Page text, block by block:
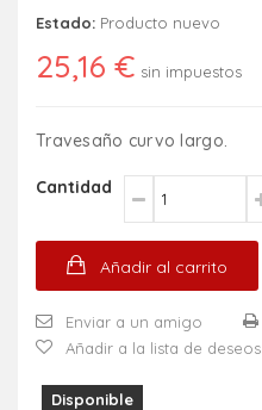
Estado: Producto nuevo
25,16 € sin impuestos
Travesaño curvo largo.
Cantidad
Añadir al carrito
Enviar a un amigo
Añadir a la lista de deseos
Disponible